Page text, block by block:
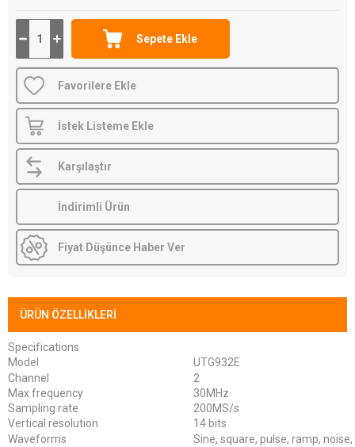
Favorilere Ekle
İstek Listeme Ekle
Karşılaştır
İndirimli Ürün
Fiyat Düşünce Haber Ver
ÜRÜN ÖZELLIKLERI
Specifications
Model
UTG932E
Channel
2
Max frequency
30MHz
Sampling rate
200MS/s
Vertical resolution
14 bits
Waveforms
Sine, square, pulse, ramp,